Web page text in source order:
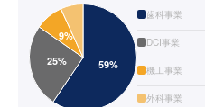
歯科事業
DCI事業
機工事業
外科事業